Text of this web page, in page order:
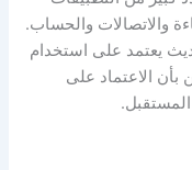
والاتصالات والحساب.
يعتمد على استخدام
بأن الاعتماد على